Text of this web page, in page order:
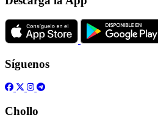
Síguenos
Chollo